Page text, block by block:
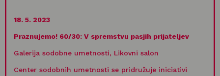
18. 5. 2023
Praznujemo! 60/30: V spremstvu pasjih prijateljev
Galerija sodobne umetnosti, Likovni salon
Center sodobnih umetnosti se pridružuje iniciativi